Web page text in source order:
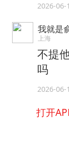
2026-06-
我就是
上海
不提
吗
2026-06-
打开